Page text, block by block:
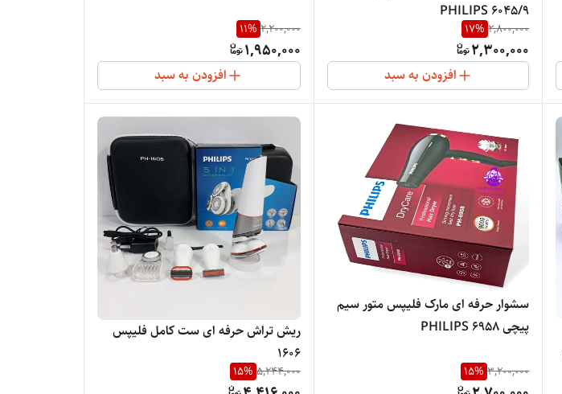
9/PHILIPS 6045
2,800,000
17%
2,300,000
افزودن به سبد
2,200,000
11%
1,950,000
افزودن به سبد
سشوار حرفه ای مارک فلیپس متور سیم
پیچی PHILIPS 6958
3,200,000
15%
ریش تراش حرفه ای ست کامل فلیپس
1606
5,244,000
15%